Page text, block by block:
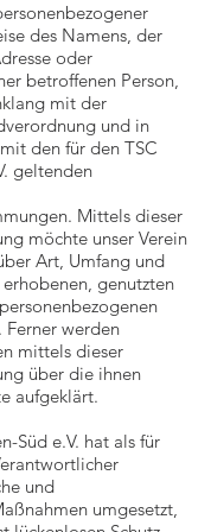
des Namens, der
oder
betroffenen Person,
mit der
und in
den für den TSC
geltenden
Mittels dieser
möchte unser Verein
Art, Umfang und
genutzten
werden
mittels dieser
über die ihnen
aufgeklärt.
Süd e.V. hat als für
und
umgesetzt,